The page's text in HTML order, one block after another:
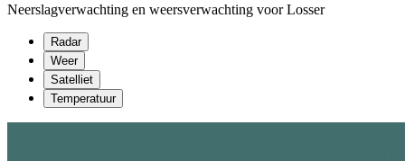
Neerslagverwachting en weersverwachting voor Losser
Radar
Weer
Satelliet
Temperatuur